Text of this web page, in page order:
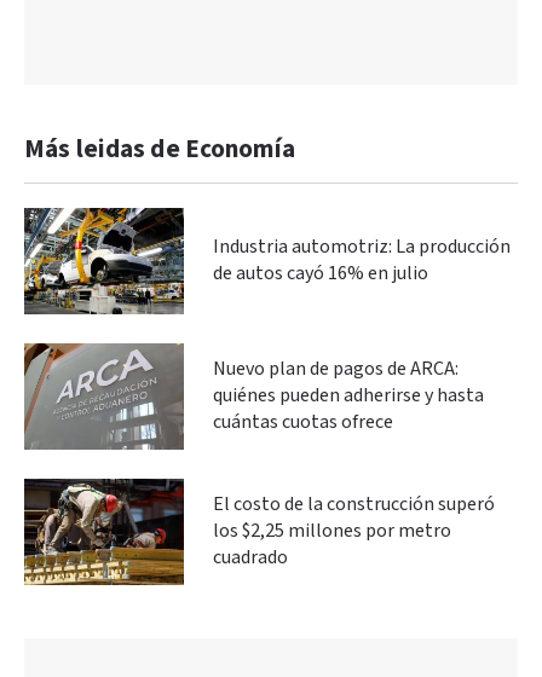
Más leidas de Economía
Industria automotriz: La producción
de autos cayó 16% en julio
Nuevo plan de pagos de ARCA:
quiénes pueden adherirse y hasta
cuántas cuotas ofrece
El costo de la construcción superó
los $2,25 millones por metro
cuadrado